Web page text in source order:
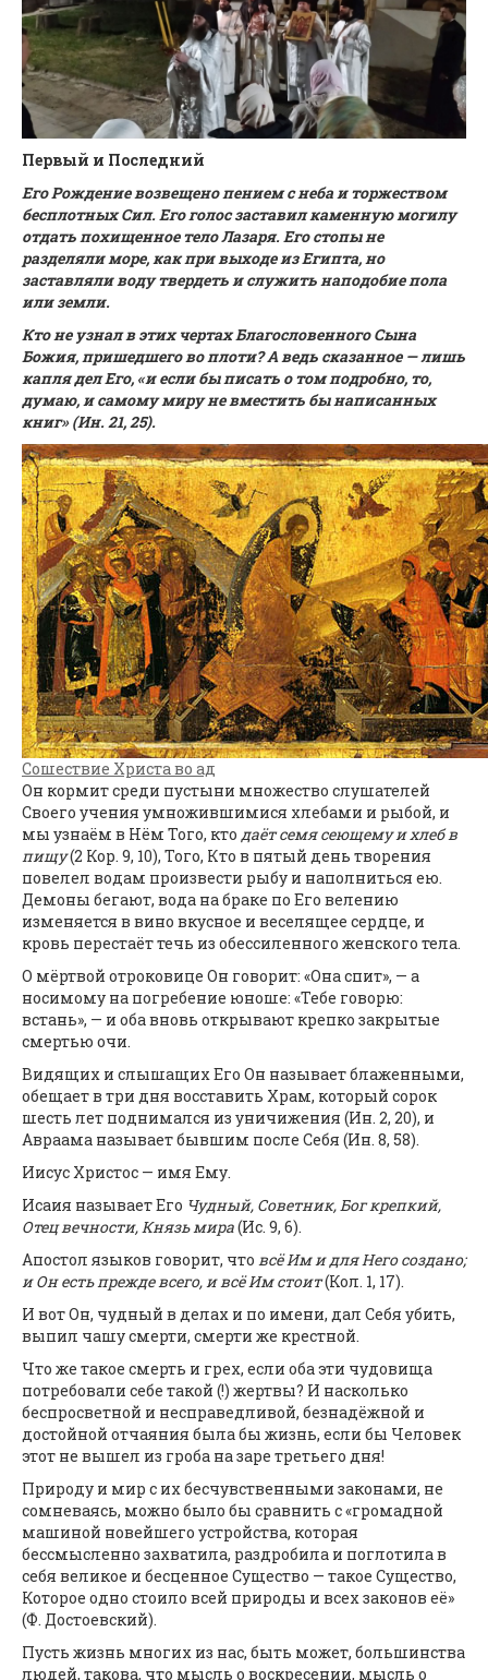
Первый и Последний
Его Рождение возвещено пением с неба и торжеством
бесплотных Сил. Его голос заставил каменную могилу
отдать похищенное тело Лазаря. Его стопы не
разделяли море, как при выходе из Египта, но
заставляли воду твердеть и служить наподобие пола
или земли.
Кто не узнал в этих чертах Благословенного Сына
Божия, пришедшего во плоти? А ведь сказанное — лишь
капля дел Его, «и если бы писать о том подробно, то,
думаю, и самому миру не вместить бы написанных
книг» (Ин. 21, 25).
Сошествие Христа во ад
Он кормит среди пустыни множество слушателей
Своего учения умножившимися хлебами и рыбой, и
мы узнаём в Нём Того, кто даёт семя сеющему и хлеб в
пищу(2 Кор. 9, 10), Того, Кто в пятый день творения
повелел водам произвести рыбу и наполниться ею.
Демоны бегают, вода на браке по Его велению
изменяется в вино вкусное и веселящее сердце, и
кровь перестаёт течь из обессиленного женского тела.
О мёртвой отроковице Он говорит: «Она спит», — а
носимому на погребение юноше: «Тебе говорю:
встань», — и оба вновь открывают крепко закрытые
смертью очи.
Видящих и слышащих Его Он называет блаженными,
обещает в три дня восставить Храм, который сорок
шесть лет поднимался из уничижения (Ин. 2, 20), и
Авраама называет бывшим после Себя (Ин. 8, 58).
Иисус Христос — имя Ему.
Исаия называет Его Чудный, Советник, Бог крепкий,
Отец вечности, Князь мира(Ис. 9, 6).
Апостол языков говорит, что всё Им и для Него создано;
и Он есть прежде всего, и всё Им стоит(Кол. 1, 17).
И вот Он, чудный в делах и по имени, дал Себя убить,
выпил чашу смерти, смерти же крестной.
Что же такое смерть и грех, если оба эти чудовища
потребовали себе такой (!) жертвы? И насколько
беспросветной и несправедливой, безнадёжной и
достойной отчаяния была бы жизнь, если бы Человек
этот не вышел из гроба на заре третьего дня!
Природу и мир с их бесчувственными законами, не
сомневаясь, можно было бы сравнить с «громадной
машиной новейшего устройства, которая
бессмысленно захватила, раздробила и поглотила в
себя великое и бесценное Существо — такое Существо,
Которое одно стоило всей природы и всех законов её»
(Ф. Достоевский).
Пусть жизнь многих из нас, быть может, большинства
людей, такова, что мысль о воскресении, мысль о